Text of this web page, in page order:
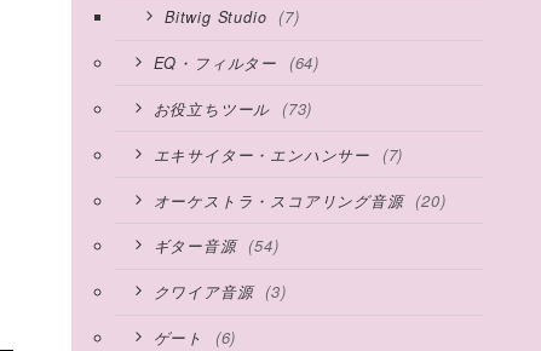
Bitwig Studio (7)
EQ・フィルター (64)
お役立ちツール (73)
エキサイター・エンハンサー (7)
オーケストラ・スコアリング音源 (20)
ギター音源 (54)
クワイア音源 (3)
ゲート (6)